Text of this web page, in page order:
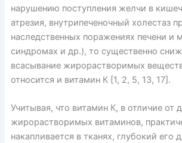
нарушению поступления желчи в
атрезия, внутрипеченочный холестаз
наследственных поражениях печени и
синдромах и др.), то существенно
всасывание жирорастворимых
относится и витамин К [1, 2, 5, 13, 17].
Учитывая, что витамин К, в отличие от
жирорастворимых витаминов,
накапливается в тканях, глубокий его